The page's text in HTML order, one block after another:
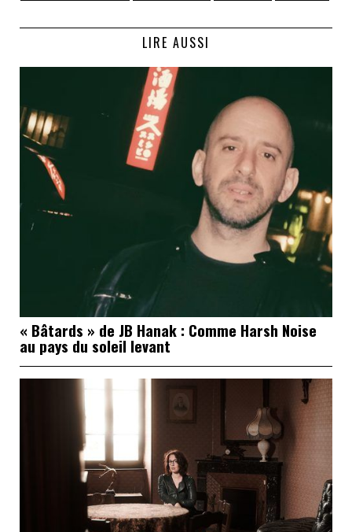
LIRE AUSSI
« Bâtards » de JB Hanak : Comme Harsh Noise
au pays du soleil levant